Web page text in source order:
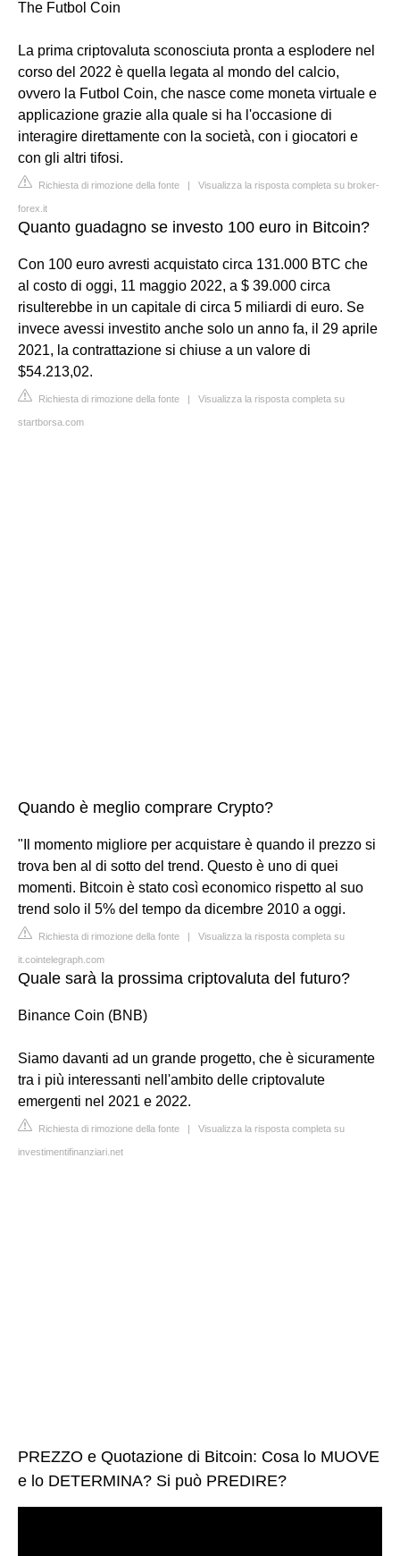
The Futbol Coin
La prima criptovaluta sconosciuta pronta a esplodere nel
corso del 2022 è quella legata al mondo del calcio,
ovvero la Futbol Coin, che nasce come moneta virtuale e
applicazione grazie alla quale si ha l'occasione di
interagire direttamente con la società, con i giocatori e
con gli altri tifosi.
Richiesta di rimozione della fonte | Visualizza la risposta completa su broker-
forex.it
Quanto guadagno se investo 100 euro in Bitcoin?
Con 100 euro avresti acquistato circa 131.000 BTC che
al costo di oggi, 11 maggio 2022, a $ 39.000 circa
risulterebbe in un capitale di circa 5 miliardi di euro. Se
invece avessi investito anche solo un anno fa, il 29 aprile
2021, la contrattazione si chiuse a un valore di
$54.213,02.
Richiesta di rimozione della fonte | Visualizza la risposta completa su
startborsa.com
Quando è meglio comprare Crypto?
"Il momento migliore per acquistare è quando il prezzo si
trova ben al di sotto del trend. Questo è uno di quei
momenti. Bitcoin è stato così economico rispetto al suo
trend solo il 5% del tempo da dicembre 2010 a oggi.
Richiesta di rimozione della fonte | Visualizza la risposta completa su
it.cointelegraph.com
Quale sarà la prossima criptovaluta del futuro?
Binance Coin (BNB)
Siamo davanti ad un grande progetto, che è sicuramente
tra i più interessanti nell'ambito delle criptovalute
emergenti nel 2021 e 2022.
Richiesta di rimozione della fonte | Visualizza la risposta completa su
investimentifinanziari.net
PREZZO e Quotazione di Bitcoin: Cosa lo MUOVE
e lo DETERMINA? Si può PREDIRE?